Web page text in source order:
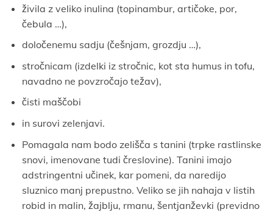
živila z veliko inulina (topinambur, artičoke, por,
čebula …),
določenemu sadju (češnjam, grozdju …),
stročnicam (izdelki iz stročnic, kot sta humus in tofu,
navadno ne povzročajo težav),
čisti maščobi
in surovi zelenjavi.
Pomagala nam bodo zelišča s tanini (trpke rastlinske
snovi, imenovane tudi čreslovine). Tanini imajo
adstringentni učinek, kar pomeni, da naredijo
sluznico manj prepustno. Veliko se jih nahaja v listih
robid in malin, žajblju, rmanu, šentjanževki (previdno